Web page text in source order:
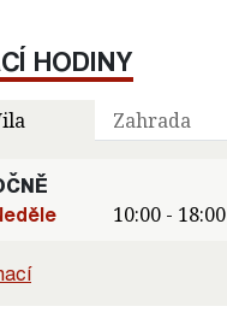
HODINY
Zahrada
10:00 - 18:00